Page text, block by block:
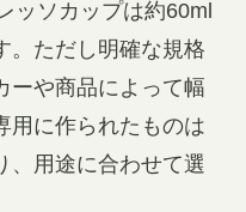
ッソカップは約60ml
。ただし明確な規格
ーや商品によって幅
用に作られたものは
、用途に合わせて選